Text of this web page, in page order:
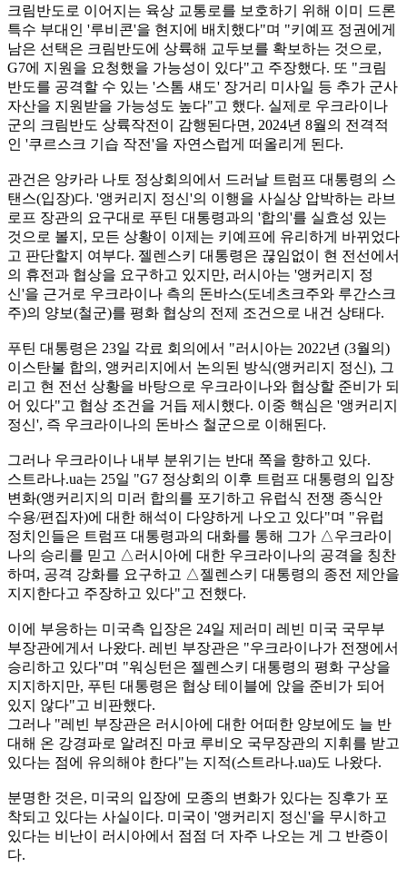
크림반도로 이어지는 육상 교통로를 보호하기 위해 이미 드론
특수 부대인 '루비콘'을 현지에 배치했다"며 "키예프 정권에게
남은 선택은 크림반도에 상륙해 교두보를 확보하는 것으로,
G7에 지원을 요청했을 가능성이 있다"고 주장했다. 또 "크림
반도를 공격할 수 있는 '스톰 섀도' 장거리 미사일 등 추가 군사
자산을 지원받을 가능성도 높다"고 했다. 실제로 우크라이나
군의 크림반도 상륙작전이 감행된다면, 2024년 8월의 전격적
인 '쿠르스크 기습 작전'을 자연스럽게 떠올리게 된다.
관건은 앙카라 나토 정상회의에서 드러날 트럼프 대통령의 스
탠스(입장)다. '앵커리지 정신'의 이행을 사실상 압박하는 라브
로프 장관의 요구대로 푸틴 대통령과의 '합의'를 실효성 있는
것으로 볼지, 모든 상황이 이제는 키예프에 유리하게 바뀌었다
고 판단할지 여부다. 젤렌스키 대통령은 끊임없이 현 전선에서
의 휴전과 협상을 요구하고 있지만, 러시아는 '앵커리지 정
신'을 근거로 우크라이나 측의 돈바스(도네츠크주와 루간스크
주)의 양보(철군)를 평화 협상의 전제 조건으로 내건 상태다.
푸틴 대통령은 23일 각료 회의에서 "러시아는 2022년 (3월의)
이스탄불 합의, 앵커리지에서 논의된 방식(앵커리지 정신), 그
리고 현 전선 상황을 바탕으로 우크라이나와 협상할 준비가 되
어 있다"고 협상 조건을 거듭 제시했다. 이중 핵심은 '앵커리지
정신', 즉 우크라이나의 돈바스 철군으로 이해된다.
그러나 우크라이나 내부 분위기는 반대 쪽을 향하고 있다.
스트라나.ua는 25일 "G7 정상회의 이후 트럼프 대통령의 입장
변화(앵커리지의 미러 합의를 포기하고 유럽식 전쟁 종식안
수용/편집자)에 대한 해석이 다양하게 나오고 있다"며 "유럽 ​​
정치인들은 트럼프 대통령과의 대화를 통해 그가 △우크라이
나의 승리를 믿고 △러시아에 대한 우크라이나의 공격을 칭찬
하며, 공격 강화를 요구하고 △젤렌스키 대통령의 종전 제안을
지지한다고 주장하고 있다"고 전했다.
이에 부응하는 미국측 입장은 24일 제러미 레빈 미국 국무부
부장관에게서 나왔다. 레빈 부장관은 "우크라이나가 전쟁에서
승리하고 있다"며 "워싱턴은 젤렌스키 대통령의 평화 구상을
지지하지만, 푸틴 대통령은 협상 테이블에 앉을 준비가 되어
있지 않다"고 비판했다.
그러나 "레빈 부장관은 러시아에 대한 어떠한 양보에도 늘 반
대해 온 강경파로 알려진 마코 루비오 국무장관의 지휘를 받고
있다는 점에 유의해야 한다"는 지적(스트라나.ua)도 나왔다.
분명한 것은, 미국의 입장에 모종의 변화가 있다는 징후가 포
착되고 있다는 사실이다. 미국이 '앵커리지 정신'을 무시하고
있다는 비난이 러시아에서 점점 더 자주 나오는 게 그 반증이
다.